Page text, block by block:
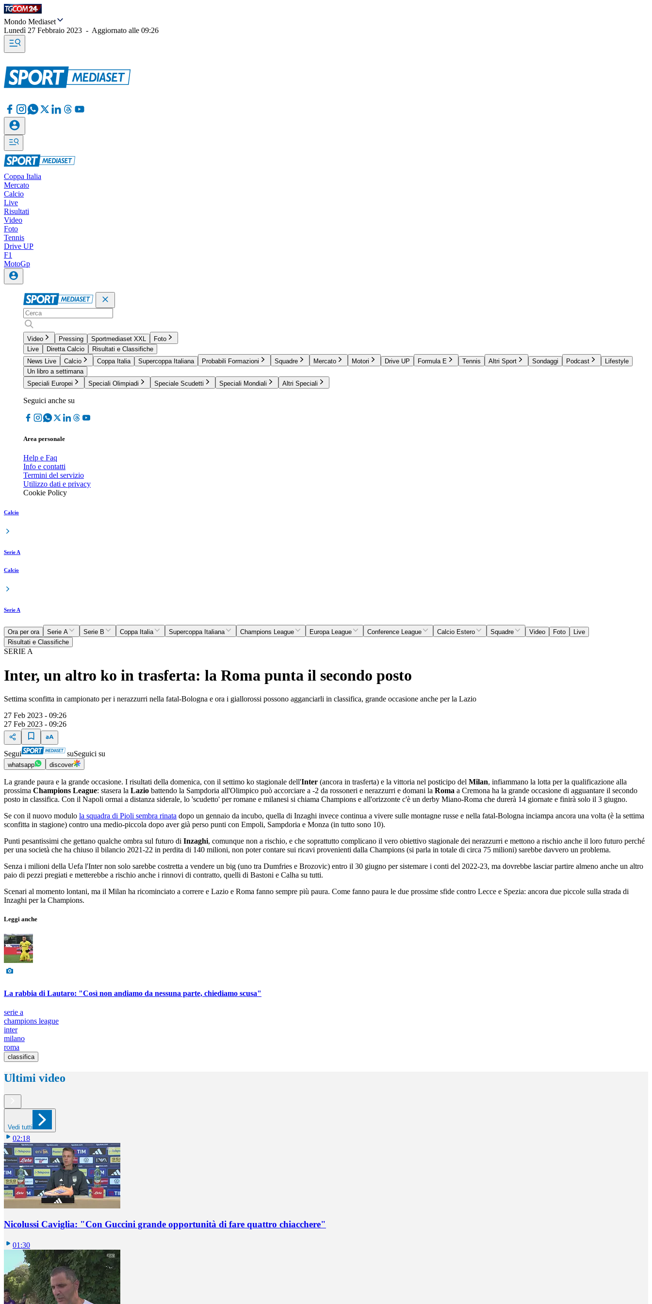
Mondo Mediaset
Lunedì 27 Febbraio 2023 - Aggiornato alle 09:26
Coppa Italia
Mercato
Calcio
Live
Risultati
Video
Foto
Tennis
Drive UP
F1
MotoGp
Video Pressing Sportmediaset XXL
Foto
Live
Diretta Calcio
Risultati e Classifiche
News Live
Calcio Coppa Italia Supercoppa Italiana Probabili Formazioni Squadre Mercato Motori Drive UP Formula E Tennis Altri Sport Sondaggi Podcast
Lifestyle
Un libro a settimana
Speciali Europei
Speciali Olimpiadi Speciale Scudetti Speciali Mondiali Altri Speciali
Seguici anche su
Area personale
Help e Faq
Info e contatti
Termini del servizio
Utilizzo dati e privacy
Cookie Policy
Calcio
Serie A
Calcio
Serie A
Ora per ora Serie A Serie B Coppa Italia Supercoppa Italiana Champions League Europa League Conference League Calcio Estero Squadre Video Foto
Live
Risultati e Classifiche
SERIE A
Inter, un altro ko in trasferta: la Roma punta il secondo posto
Settima sconfitta in campionato per i nerazzurri nella fatal-Bologna e ora i giallorossi possono agganciarli in classifica, grande occasione anche per la Lazio
27 Feb 2023 - 09:26
27 Feb 2023 - 09:26
Segui suSeguici su
whatsapp discover
La grande paura e la grande occasione. I risultati della domenica, con il settimo ko stagionale dell'Inter (ancora in trasferta) e la vittoria nel posticipo del Milan, infiammano la lotta per la qualificazione alla
prossima Champions League: stasera la Lazio battendo la Sampdoria all'Olimpico può accorciare a -2 da rossoneri e nerazzurri e domani la Roma a Cremona ha la grande occasione di agguantare il secondo
posto in classifica. Con il Napoli ormai a distanza siderale, lo 'scudetto' per romane e milanesi si chiama Champions e all'orizzonte c'è un derby Miano-Roma che durerà 14 giornate e finirà solo il 3 giugno.
Se con il nuovo modulo la squadra di Pioli sembra rinata dopo un gennaio da incubo, quella di Inzaghi invece continua a vivere sulle montagne russe e nella fatal-Bologna inciampa ancora una volta (è la settima
sconfitta in stagione) contro una medio-piccola dopo aver già perso punti con Empoli, Sampdoria e Monza (in tutto sono 10).
Punti pesantissimi che gettano qualche ombra sul futuro di Inzaghi, comunque non a rischio, e che soprattutto complicano il vero obiettivo stagionale dei nerazzurri e mettono a rischio anche il loro futuro perché
per una società che ha chiuso il bilancio 2021-22 in perdita di 140 milioni, non poter contare sui ricavi provenienti dalla Champions (si parla in totale di circa 75 milioni) sarebbe davvero un problema.
Senza i milioni della Uefa l'Inter non solo sarebbe costretta a vendere un big (uno tra Dumfries e Brozovic) entro il 30 giugno per sistemare i conti del 2022-23, ma dovrebbe lasciar partire almeno anche un altro
paio di pezzi pregiati e metterebbe a rischio anche i rinnovi di contratto, quelli di Bastoni e Calha su tutti.
Scenari al momento lontani, ma il Milan ha ricominciato a correre e Lazio e Roma fanno sempre più paura. Come fanno paura le due prossime sfide contro Lecce e Spezia: ancora due piccole sulla strada di
Inzaghi per la Champions.
Leggi anche
La rabbia di Lautaro: "Così non andiamo da nessuna parte, chiediamo scusa"
serie a
champions league
inter
milano
roma
classifica
Ultimi video
Vedi tutti
02:18
Nicolussi Caviglia: "Con Guccini grande opportunità di fare quattro chiacchere"
01:30